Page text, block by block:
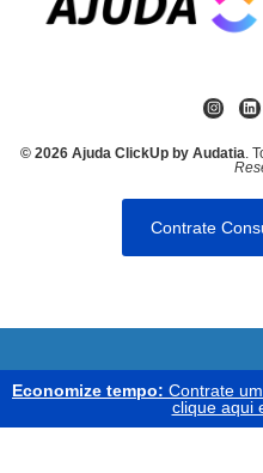
© 2026 Ajuda ClickUp by Audatia.
Contrate
Economize tempo: Contrate
clique aqui